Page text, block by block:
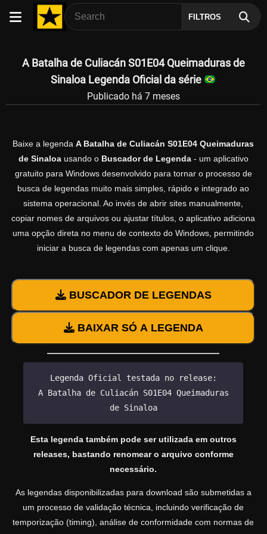
FILTROS
A Batalha de Culiacán S01E04 Queimaduras de
Sinaloa Legenda Oficial da série
Publicado há 7 meses
Baixe a legenda A Batalha de Culiacán S01E04 Queimaduras
de Sinaloausando o Buscador de Legenda- um aplicativo
gratuito para Windows desenvolvido para tornar o processo de
busca de legendas muito mais simples, rápido e integrado ao
sistema operacional. Ao invés de abrir sites manualmente,
copiar nomes de arquivos ou ajustar títulos, o aplicativo adiciona
uma opção direta no menu de contexto do Windows, permitindo
iniciar a busca de legendas com apenas um clique.
BUSCADOR DE LEGENDAS
BAIXAR SÓ A LEGENDA
Legenda Oficial testada no release:
A Batalha de Culiacán S01E04 Queimaduras
de Sinaloa
Esta legenda também pode ser utilizada em outros
releases, bastando renomear o arquivo conforme
necessário.
As legendas disponibilizadas para download são submetidas a
um processo de validação técnica, incluindo verificação de
temporização (timing), análise de conformidade com normas de